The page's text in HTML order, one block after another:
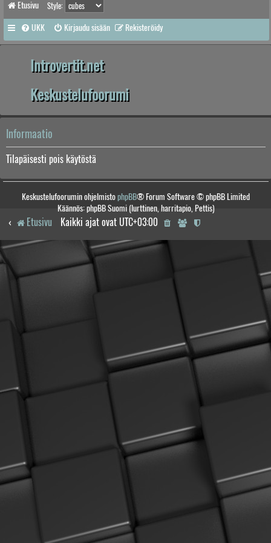
Etusivu Style:
UKK Kirjaudu sisään Rekisteröidy
Introvertit.net
Keskustelufoorumi
Informaatio
Tilapäisesti pois käytöstä
Keskustelufoorumin ohjelmistophpBB® Forum Software © phpBB Limited
Käännös: phpBB Suomi (lurttinen, harritapio, Pettis)
Etusivu Kaikki ajat ovat UTC+03:00